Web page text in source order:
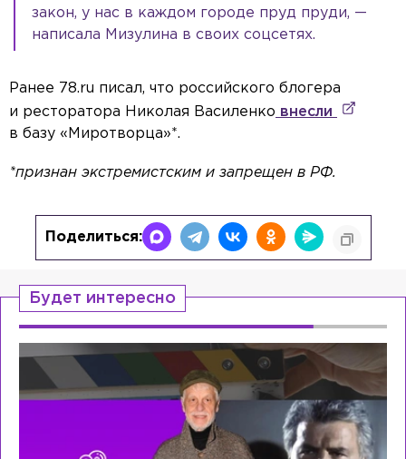
закон, у нас в каждом городе пруд пруди, —
написала Мизулина в своих соцсетях.
Ранее 78.ru писал, что российского блогера
и ресторатора Николая Василенко внесли
в базу «Миротворца»*.
*признан экстремистским и запрещен в РФ.
Поделиться:
Будет интересно